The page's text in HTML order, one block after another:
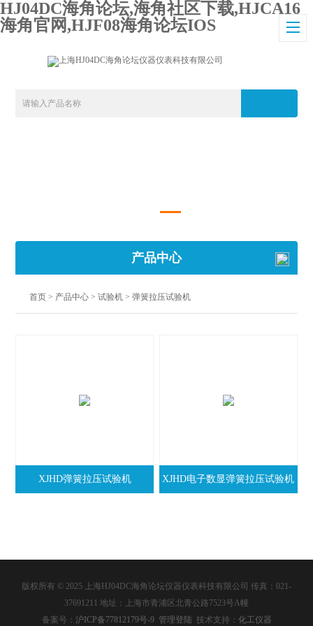
HJ04DC海角论坛,海角社区下载,HJCA16
海角官网,HJF08海角论坛IOS
产品中心
首页 > 产品中心 >试验机 >弹簧拉压试验机
XJHD弹簧拉压试验机 XJHD电子数显弹簧拉压试验机
版权所有 © 2025 上海HJ04DC海角论坛仪器仪表科技有限公司 传真：021-
37691211 地址：上海市青浦区北青公路7523号A幢
备案号： 沪ICP备77812179号-9 管理登陆 技术支持： 化工仪器